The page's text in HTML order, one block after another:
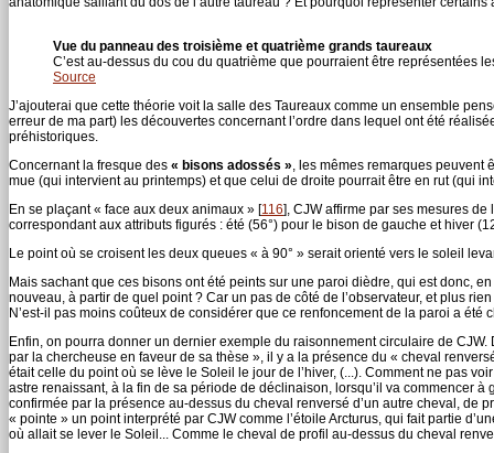
Vue du panneau des troisième et quatrième grands taureaux
C’est au-dessus du cou du quatrième que pourraient être représentées
Source
J’ajouterai que cette théorie voit la salle des Taureaux comme un ensemble
erreur de ma part) les découvertes concernant l’ordre dans lequel ont été
préhistoriques.
Concernant la fresque des « bisons adossés » , les mêmes remarques
mue (qui intervient au printemps) et que celui de droite pourrait être en rut (qui
En se plaçant « face aux deux animaux » [116] , CJW affirme par ses mesures
correspondant aux attributs figurés : été (56°) pour le bison de gauche et hiver
Le point où se croisent les deux queues « à 90° » serait orienté vers le soleil
Mais sachant que ces bisons ont été peints sur une paroi dièdre, qui est donc,
nouveau, à partir de quel point ? Car un pas de côté de l’observateur, et plus
N’est-il pas moins coûteux de considérer que ce renfoncement de la paroi a
Enfin, on pourra donner un dernier exemple du raisonnement circulaire de CJW.
par la chercheuse en faveur de sa thèse », il y a la présence du « cheval
était celle du point où se lève le Soleil le jour de l’hiver, (...). Comment ne pas
astre renaissant, à la fin de sa période de déclinaison, lorsqu’il va commencer
confirmée par la présence au-dessus du cheval renversé d’un autre cheval, de
« pointe » un point interprété par CJW comme l’étoile Arcturus, qui fait partie
où allait se lever le Soleil... Comme le cheval de profil au-dessus du cheval